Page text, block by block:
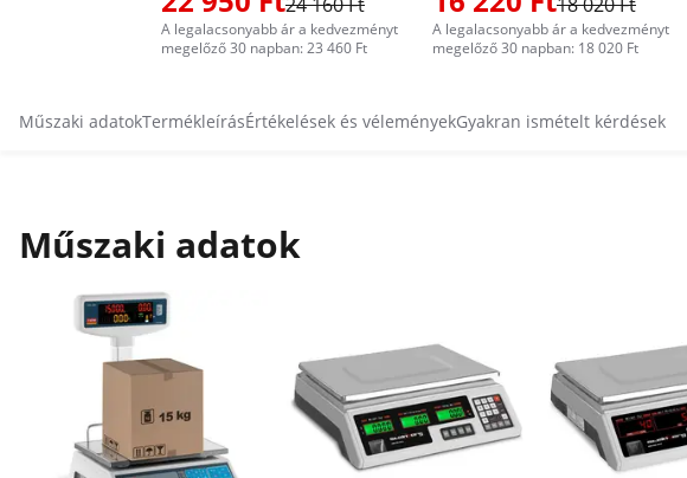
A legalacsonyabb ár a kedvezményt
megelőző 30 napban: 23 460 Ft
A legalacsonyabb ár a kedvezményt
megelőző 30 napban: 18 020 Ft
Műszaki adatokTermékleírásÉrtékelések és véleményekGyakran ismételt kérdések
Műszaki adatok